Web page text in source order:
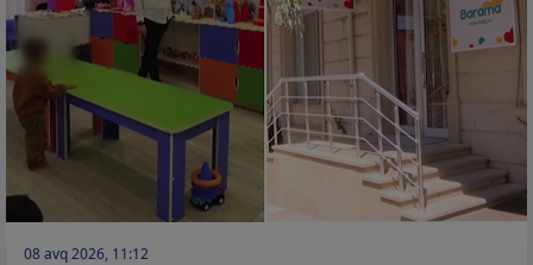
08 avq 2026, 11:12